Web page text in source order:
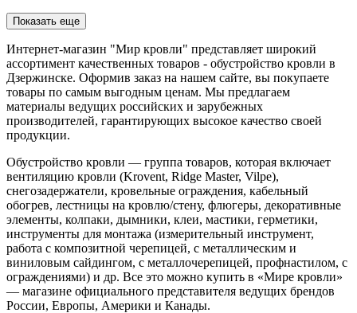
Показать еще
Интернет-магазин "Мир кровли" представляет широкий
ассортимент качественных товаров - обустройство кровли в
Дзержинске. Оформив заказ на нашем сайте, вы покупаете
товары по самым выгодным ценам. Мы предлагаем
материалы ведущих российских и зарубежных
производителей, гарантирующих высокое качество своей
продукции.
Обустройство кровли — группа товаров, которая включает
вентиляцию кровли (Krovent, Ridge Master, Vilpe),
снегозадержатели, кровельные ограждения, кабельный
обогрев, лестницы на кровлю/стену, флюгеры, декоративные
элементы, колпаки, дымники, клеи, мастики, герметики,
инструменты для монтажа (измерительный инструмент,
работа с композитной черепицей, с металлическим и
виниловым сайдингом, с металлочерепицей, профнастилом, с
ограждениями) и др. Все это можно купить в «Мире кровли»
— магазине официального представителя ведущих брендов
России, Европы, Америки и Канады.